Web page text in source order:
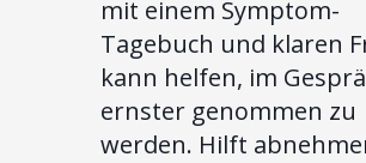
mit einem Symptom-
Tagebuch und klaren
kann helfen, im
ernster genommen zu
werden. Hilft